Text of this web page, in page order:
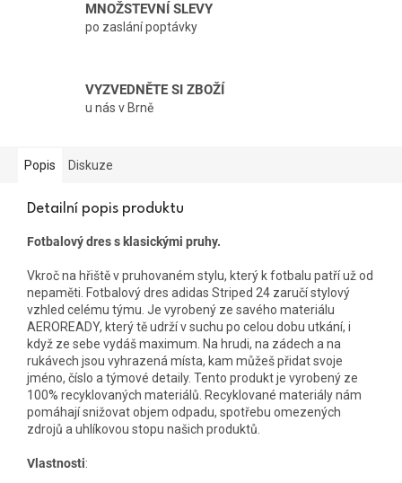
MNOŽSTEVNÍ SLEVY
po zaslání poptávky
VYZVEDNĚTE SI ZBOŽÍ
u nás v Brně
Popis Diskuze
Detailní popis produktu
Fotbalový dres s klasickými pruhy.
Vkroč na hřiště v pruhovaném stylu, který k fotbalu patří už od
nepaměti. Fotbalový dres adidas Striped 24 zaručí stylový
vzhled celému týmu. Je vyrobený ze savého materiálu
AEROREADY, který tě udrží v suchu po celou dobu utkání, i
když ze sebe vydáš maximum. Na hrudi, na zádech a na
rukávech jsou vyhrazená místa, kam můžeš přidat svoje
jméno, číslo a týmové detaily. Tento produkt je vyrobený ze
100% recyklovaných materiálů. Recyklované materiály nám
pomáhají snižovat objem odpadu, spotřebu omezených
zdrojů a uhlíkovou stopu našich produktů.
Vlastnosti: